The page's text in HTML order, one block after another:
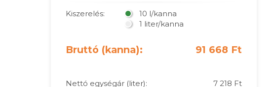
Kiszerelés:
10 l/kanna
1 liter/kanna
Bruttó (kanna): 91 668 Ft
Nettó egységár (liter): 7 218 Ft